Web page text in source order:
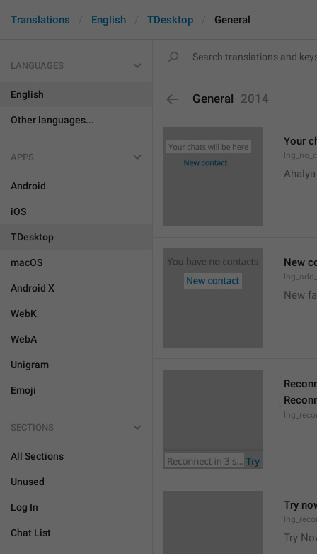
Translations English TDesktop General
LANGUAGES
English
Other languages...
APPS
Android
iOS
TDesktop
macOS
Android X
WebK
WebA
Unigram
Emoji
SECTIONS
All Sections
Unused
Log In
Chat List
General 2014
Your
New
New
Try
Try